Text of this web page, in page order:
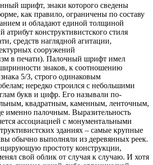
шрифт, знаки которого сведены
как правило, ограничены по составу
и обладают единой толщиной
конструктивистского стиля
средств наглядной агитации,
сооружений
в печати). Палочный шрифт имел
знаков, к соотношению
5/3, строго одинаковым
нередко строился с небольшими
букв и цифр. Его называли по-
квадратным, каменным, ленточным,
именно палочным. Выразительность
ассоциацией с монументальными
зданиях – самые крупные
обычно выполняли из деревянных реек.
простоту конструкции,
свой облик от случая к случаю. И хотя